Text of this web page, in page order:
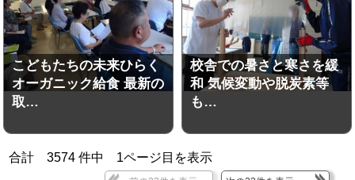
こどもたちの未来ひらく
オーガニック給食 最新の
取…
校舎での暑さと寒さを緩
和 気候変動や脱炭素等
も…
合計3574 件中 1ページ目を表示